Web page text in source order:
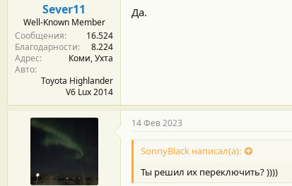
Sever11
Well-Known Member
Сообщения
16.524
Благодарности
8.224
Адрес
Коми, Ухта
Авто
Toyota Highlander
V6 Lux 2014
Да.
14 Фев 2023
SonnyBlack написал(а):
Ты решил их переключить? ))))